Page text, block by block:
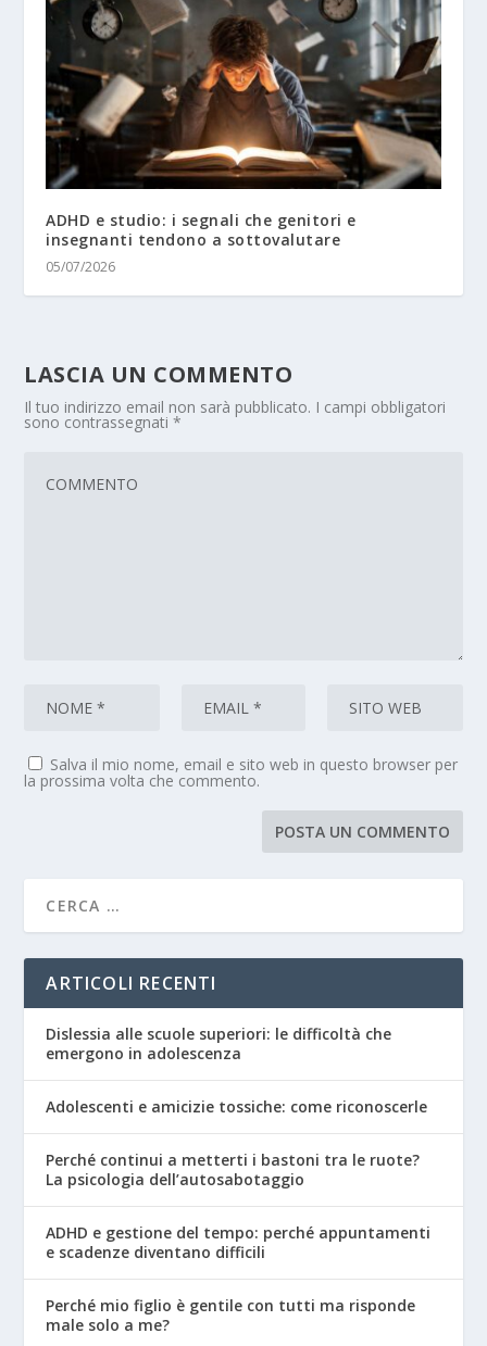
ADHD e studio: i segnali che genitori e
insegnanti tendono a sottovalutare
05/07/2026
LASCIA UN COMMENTO
Il tuo indirizzo email non sarà pubblicato. I campi obbligatori
sono contrassegnati*
Salva il mio nome, email e sito web in questo browser per
la prossima volta che commento.
ARTICOLI RECENTI
Dislessia alle scuole superiori: le difficoltà che
emergono in adolescenza
Adolescenti e amicizie tossiche: come riconoscerle
Perché continui a metterti i bastoni tra le ruote?
La psicologia dell’autosabotaggio
ADHD e gestione del tempo: perché appuntamenti
e scadenze diventano difficili
Perché mio figlio è gentile con tutti ma risponde
male solo a me?